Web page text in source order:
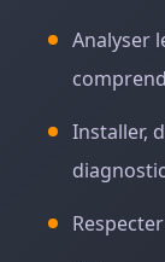
Analyser
Installer,
diagnostic